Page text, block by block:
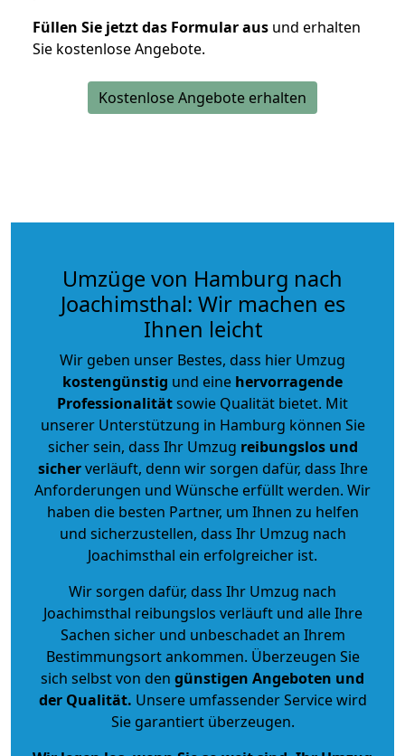
Füllen Sie jetzt das Formular aus und erhalten
Sie kostenlose Angebote.
Kostenlose Angebote erhalten
Umzüge von Hamburg nach
Joachimsthal: Wir machen es
Ihnen leicht
Wir geben unser Bestes, dass hier Umzug
kostengünstig und eine hervorragende
Professionalitätsowie Qualität bietet. Mit
unserer Unterstützung in Hamburg können Sie
sicher sein, dass Ihr Umzug reibungslos und
sicherverläuft, denn wir sorgen dafür, dass Ihre
Anforderungen und Wünsche erfüllt werden. Wir
haben die besten Partner, um Ihnen zu helfen
und sicherzustellen, dass Ihr Umzug nach
Joachimsthal ein erfolgreicher ist.
Wir sorgen dafür, dass Ihr Umzug nach
Joachimsthal reibungslos verläuft und alle Ihre
Sachen sicher und unbeschadet an Ihrem
Bestimmungsort ankommen. Überzeugen Sie
sich selbst von den günstigen Angeboten und
der Qualität. Unsere umfassender Service wird
Sie garantiert überzeugen.